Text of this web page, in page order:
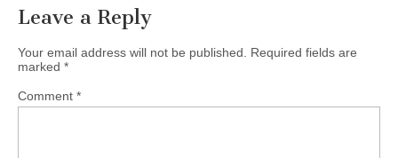
Leave a Reply
Your email address will not be published.
Required fields are
marked *
Comment *